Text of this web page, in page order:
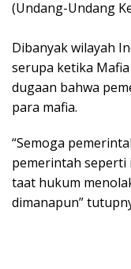
(Undang-Undang
Dibanyak wilayah
serupa ketika
dugaan bahwa
para mafia.
“Semoga
pemerintah seperti
taat hukum
dimanapun”